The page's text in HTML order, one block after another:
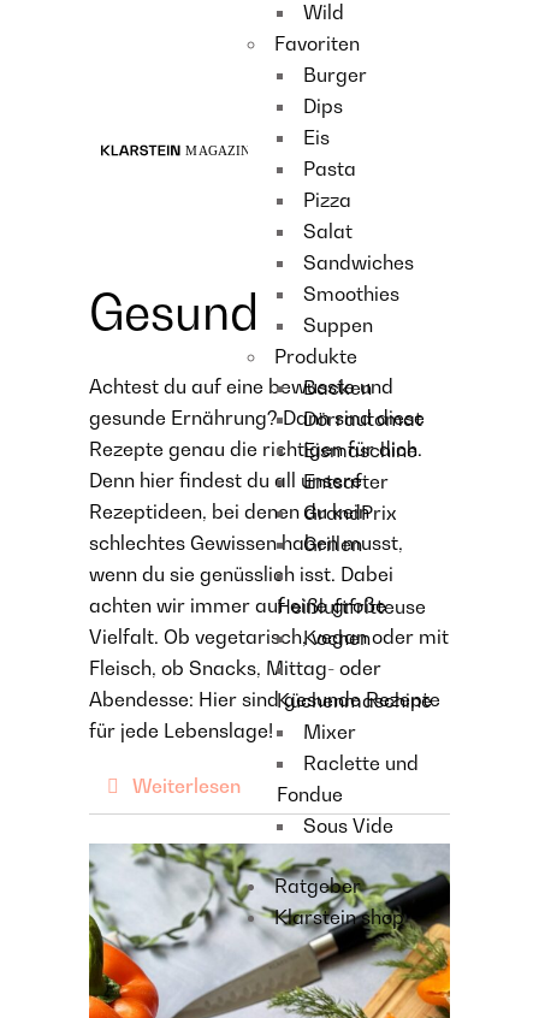
Wild
Favoriten
Burger
Dips
Eis
Pasta
Pizza
Salat
Sandwiches
Smoothies
Suppen
Produkte
Backen
Dörrautomat
Eismaschine
Entsafter
GrandPrix
Grillen
Heißluftfritteuse
Kochen
Küchenmaschine
Mixer
Raclette und
Fondue
Sous Vide
Ratgeber
Klarstein shop
Gesund
Achtest du auf eine bewusste und
gesunde Ernährung? Dann sind diese
Rezepte genau die richtigen für dich.
Denn hier findest du all unsere
Rezeptideen, bei denen du kein
schlechtes Gewissen haben musst,
wenn du sie genüsslich isst. Dabei
achten wir immer auf eine große
Vielfalt. Ob vegetarisch, vegan oder mit
Fleisch, ob Snacks, Mittag- oder
Abendesse: Hier sind gesunde Rezepte
für jede Lebenslage!
Weiterlesen